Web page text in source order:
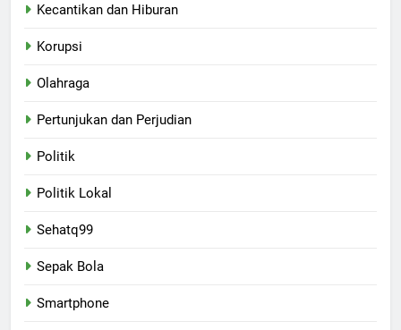
Kecantikan dan Hiburan
Korupsi
Olahraga
Pertunjukan dan Perjudian
Politik
Politik Lokal
Sehatq99
Sepak Bola
Smartphone